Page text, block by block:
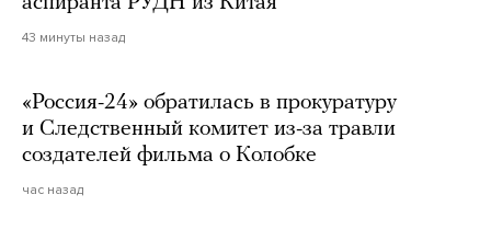
43 минуты назад
«Россия-24» обратилась в прокуратуру
и Следственный комитет из-за травли
создателей фильма о Колобке
час назад